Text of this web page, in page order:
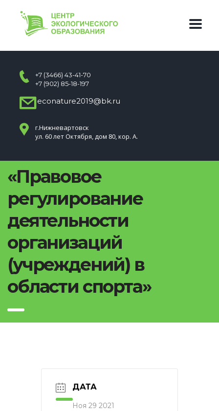
+7 (3466) 43-41-70
+7 (902) 85-18-197
econature2019@bk.ru
г.Нижневартовск
ул. 60 лет Октября, дом 80, кор. А.
«Правовое
регулирование
деятельности
организаций
(учреждений) в
области спорта»
ДАТА
Ноя 29 2021